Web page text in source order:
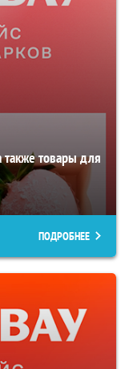
также товары для
ПОДРОБНЕЕ